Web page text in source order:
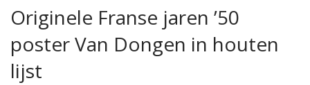
Originele Franse jaren ’50
poster Van Dongen in houten
lijst